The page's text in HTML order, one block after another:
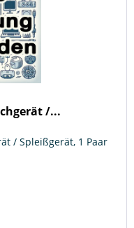
/...
/ Spleißgerät, 1 Paar